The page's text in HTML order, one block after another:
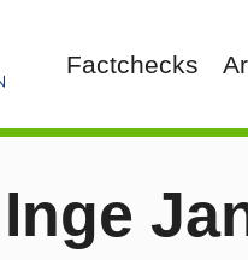
Factchecks
Inge